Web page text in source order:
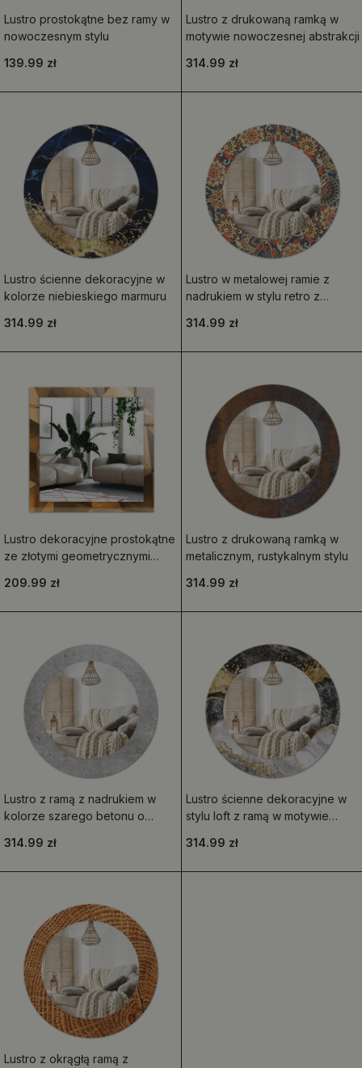
Lustro prostokątne bez ramy w
nowoczesnym stylu
139.99 zł
Lustro z drukowaną ramką w
motywie nowoczesnej abstrakcji
314.99 zł
Lustro ścienne dekoracyjne w
kolorze niebieskiego marmuru
314.99 zł
Lustro w metalowej ramie z
nadrukiem w stylu retro z
314.99 zł
Lustro dekoracyjne prostokątne
ze złotymi geometrycznymi
209.99 zł
Lustro z drukowaną ramką w
metalicznym, rustykalnym stylu
314.99 zł
Lustro z ramą z nadrukiem w
kolorze szarego betonu o
314.99 zł
Lustro ścienne dekoracyjne w
stylu loft z ramą w motywie
okrągłej
314.99 zł
Lustro z okrągłą ramą z